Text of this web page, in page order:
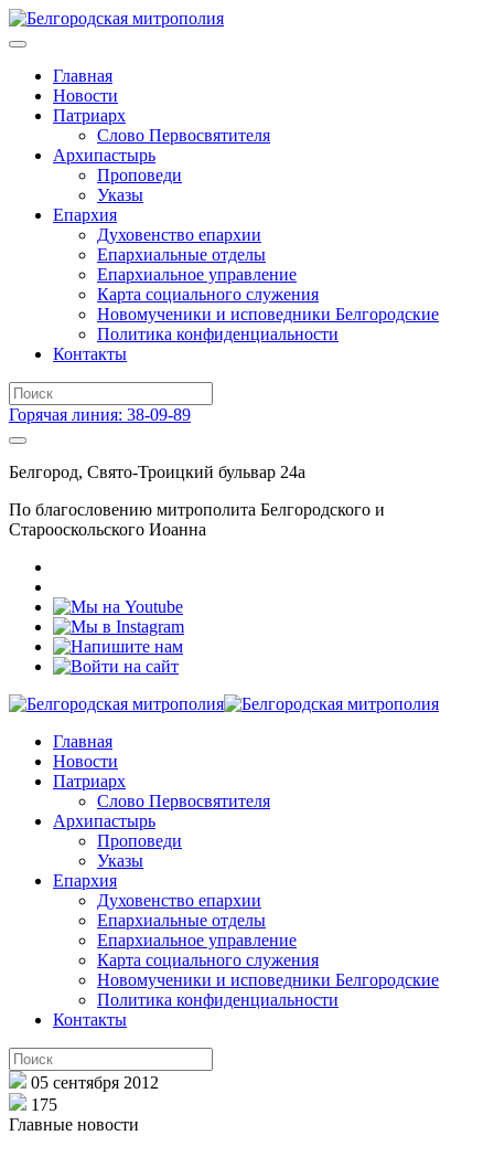
Главная
Новости
Патриарх
Слово Первосвятителя
Архипастырь
Проповеди
Указы
Епархия
Духовенство епархии
Епархиальные отделы
Епархиальное управление
Карта социального служения
Новомученики и исповедники Белгородские
Политика конфиденциальности
Контакты
Горячая линия: 38-09-89
Белгород, Свято-Троицкий бульвар 24а
По благословению митрополита Белгородского и
Старооскольского Иоанна
Главная
Новости
Патриарх
Слово Первосвятителя
Архипастырь
Проповеди
Указы
Епархия
Духовенство епархии
Епархиальные отделы
Епархиальное управление
Карта социального служения
Новомученики и исповедники Белгородские
Политика конфиденциальности
Контакты
05 сентября 2012
175
Главные новости